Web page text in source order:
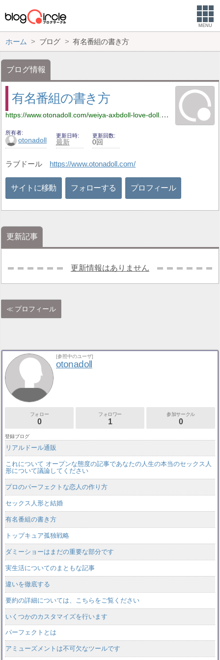
MENU
ホーム ブログ 有名番組の書き方
ブログ情報
有名番組の書き方
https://www.otonadoll.com/weiya-axbdoll-love-doll.html
所有者
otonadoll
更新日時
最新
更新回数
0回
ラブドール https://www.otonadoll.com/
サイトに移動 フォローする プロフィール
更新記事
更新情報はありません
プロフィール
[参照中のユーザ]
otonadoll
フォロー
0
フォロワー
1
参加サークル
0
登録ブログ
リアルドール通販
これについて オープンな態度の記事であなたの人生の本当のセックス人
形について議論してください
プロのパーフェクトな恋人の作り方
セックス人形と結婚
有名番組の書き方
トップキュア孤独戦略
ダミーショーはまだの重要な部分です
実生活についてのまともな記事
違いを徹底する
要約の詳細については、こちらをご覧ください
いくつかのカスタマイズを行います
パーフェクトとは
アミューズメントは不可欠なツールです